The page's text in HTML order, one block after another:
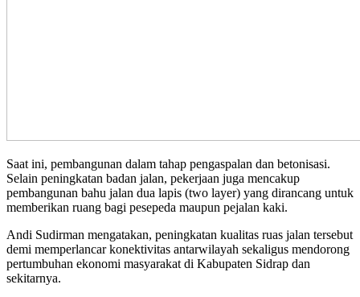
Saat ini, pembangunan dalam tahap pengaspalan dan betonisasi.
Selain peningkatan badan jalan, pekerjaan juga mencakup
pembangunan bahu jalan dua lapis (two layer) yang dirancang untuk
memberikan ruang bagi pesepeda maupun pejalan kaki.
Andi Sudirman mengatakan, peningkatan kualitas ruas jalan tersebut
demi memperlancar konektivitas antarwilayah sekaligus mendorong
pertumbuhan ekonomi masyarakat di Kabupaten Sidrap dan
sekitarnya.